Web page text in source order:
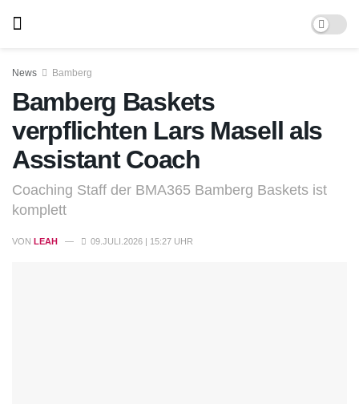
News Bamberg
Bamberg Baskets
verpflichten Lars Masell als
Assistant Coach
Coaching Staff der BMA365 Bamberg Baskets ist
komplett
VON LEAH 09.JULI.2026 | 15:27 UHR